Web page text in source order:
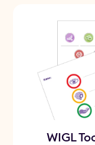
WIGL